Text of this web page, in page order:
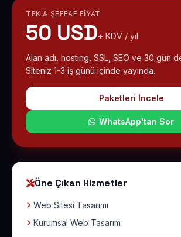
TEK & ŞEFFAF FIYAT
50 USD+ KDV / yıl
Alan adı, hosting, SSL, SEO ve 30 gün
Siteniz 1-3 iş günü içinde yayında.
Paketleri İncele
WhatsApp'tan Sor
Öne Çıkan Hizmetler
Web Sitesi Tasarımı
Kurumsal Web Tasarım